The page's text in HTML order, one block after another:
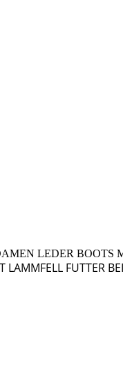
LEDER
FUTTER